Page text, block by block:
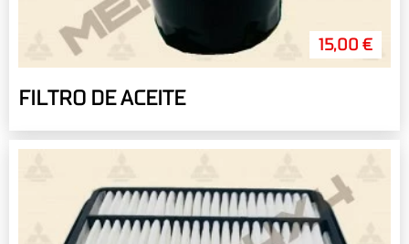
15,00 €
FILTRO DE ACEITE